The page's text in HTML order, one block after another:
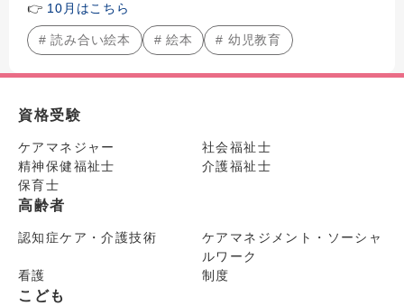
👉 10月はこちら
# 読み合い絵本 # 絵本 # 幼児教育
資格受験
ケアマネジャー
社会福祉士
精神保健福祉士
介護福祉士
保育士
高齢者
認知症ケア・介護技術
ケアマネジメント・ソーシャ
ルワーク
看護
制度
こども